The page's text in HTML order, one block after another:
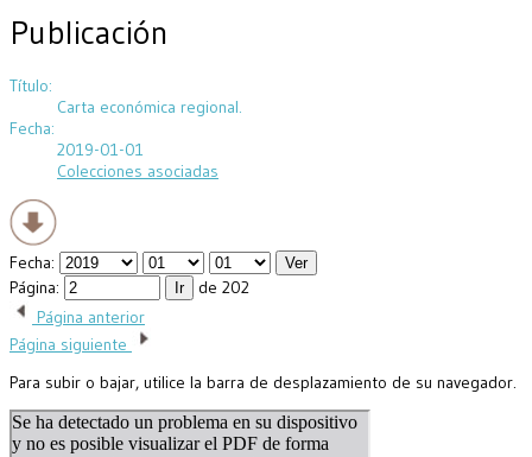
Publicación
Título:
Carta económica regional.
Fecha:
2019-01-01
Colecciones asociadas
Fecha:
Página:
de 202
Página anterior
Página siguiente
Para subir o bajar, utilice la barra de desplazamiento de su navegador.